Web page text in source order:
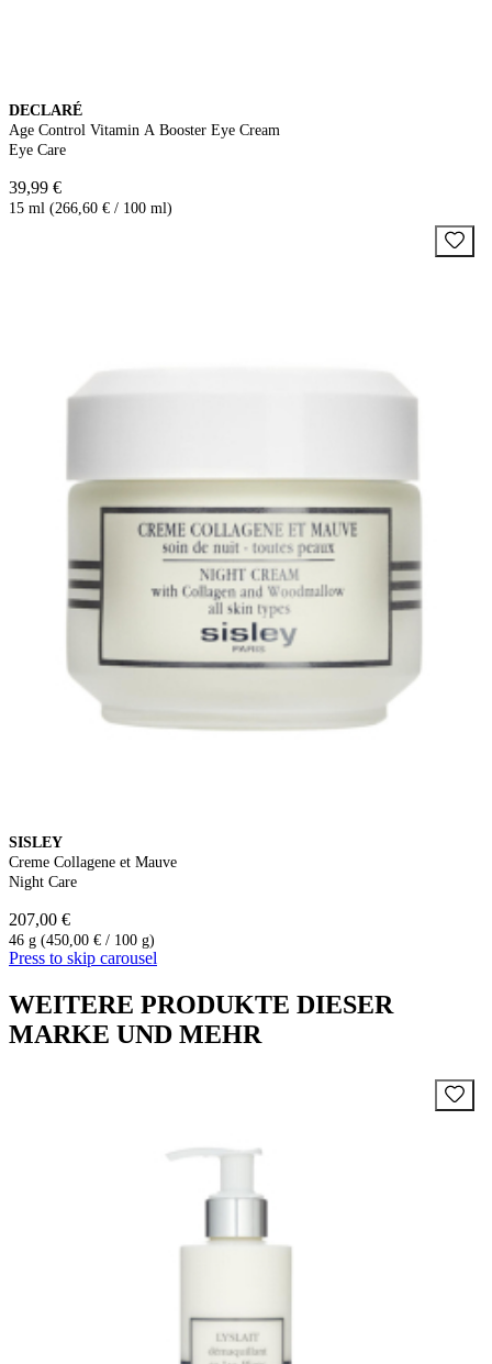
DECLARÉ
Age Control Vitamin A Booster Eye Cream
Eye Care
39,99 €
15 ml (266,60 € / 100 ml)
SISLEY
Creme Collagene et Mauve
Night Care
207,00 €
46 g (450,00 € / 100 g)
Press to skip carousel
WEITERE PRODUKTE DIESER
MARKE UND MEHR